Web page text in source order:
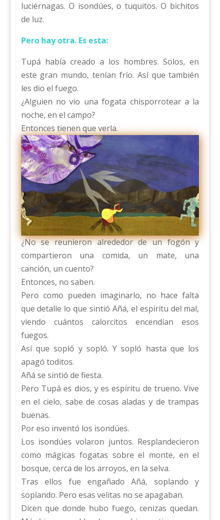
luciérnagas. O isondúes, o tuquitos. O bichitos
de luz.
Pero hay otra. Es esta:
Tupá había creado a los hombres. Solos, en
este gran mundo, tenían frío. Así que también
les dio el fuego.
¿Alguien no vio una fogata chisporrotear a la
noche, en el campo?
Entonces tienen que verla.
¿No se reunieron alrededor de un fogón y
compartieron una comida, un mate, una
canción, un cuento?
Entonces, no saben.
Pero como pueden imaginarlo, no hace falta
que detalle lo que sintió Añá, el espíritu del mal,
viendo cuántos calorcitos encendían esos
fuegos.
Así que sopló y sopló. Y sopló hasta que los
apagó toditos.
Añá se sintió de fiesta.
Pero Tupá es dios, y es espíritu de trueno. Vive
en el cielo, sabe de cosas aladas y de trampas
buenas.
Por eso inventó los isondúes.
Los isondúes volaron juntos. Resplandecieron
como mágicas fogatas sobre el monte, en el
bosque, cerca de los arroyos, en la selva.
Tras ellos fue engañado Añá, soplando y
soplando. Pero esas velitas no se apagaban.
Dicen que donde hubo fuego, cenizas quedan.